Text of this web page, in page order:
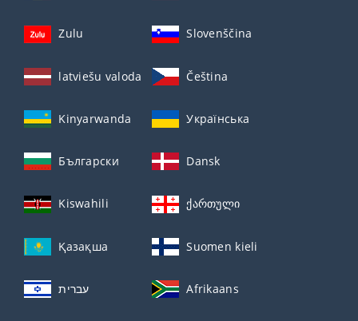
Zulu Slovenščina
latviešu valoda Čeština
Kinyarwanda Українська
Български Dansk
Kiswahili ქართული
Қазақша Suomen kieli
עברית Afrikaans